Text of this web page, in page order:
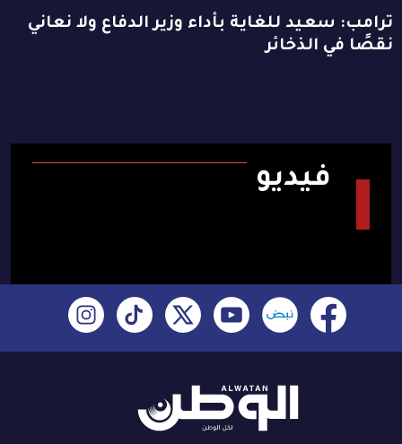
ترامب: سعيد للغاية بأداء وزير الدفاع ولا نعاني
نقصًا في الذخائر
فيديو